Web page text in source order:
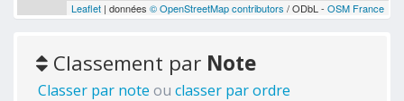
Leaflet| données © OpenStreetMap contributors / ODbL - OSM France
Classement par Note
Classer par note ou classer par ordre